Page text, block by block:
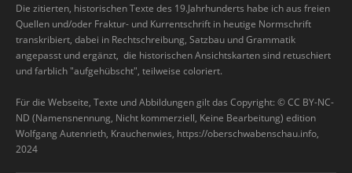
Die zitierten, historischen Texte des 19.Jahrhunderts habe ich aus freien
Quellen und/oder Fraktur- und Kurrentschrift in heutige Normschrift
transkribiert, dabei in Rechtschreibung, Satzbau und Grammatik
angepasst und ergänzt, die historischen Ansichtskarten sind retuschiert
und farblich "aufgehübscht", teilweise coloriert.
Für die Webseite, Texte und Abbildungen gilt das Copyright: © CC BY-NC-
ND (Namensnennung, Nicht kommerziell, Keine Bearbeitung) edition
Wolfgang Autenrieth, Krauchenwies, https://oberschwabenschau.info,
2024